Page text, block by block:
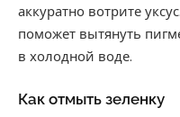
аккуратно вотрите
поможет вытянуть
в холодной воде.
Как отмыть зеленку